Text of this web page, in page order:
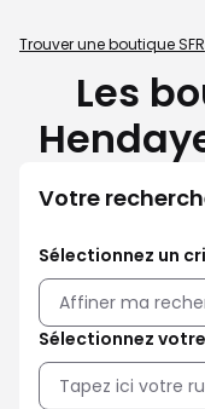
Trouver une boutique SFR
Les
Votre
Sélectionnez un
Affiner ma
Sélectionnez